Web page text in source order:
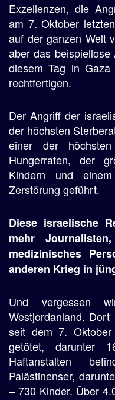
Exzellenzen, die
am 7. Oktober
auf der ganzen Welt
aber das
diesem Tag in
rechtfertigen.
Der Angriff der
der höchsten
einer der
Hungerraten, der
Kindern und
Zerstörung geführt.
Diese israelische
mehr
medizinisches
anderen Krieg in
Und vergessen
Westjordanland.
seit dem 7.
getötet, darunter
Haftanstalten
Palästinenser,
– 730 Kinder. Über